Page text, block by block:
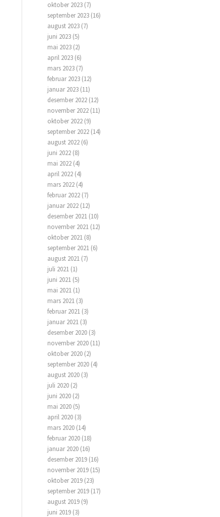
oktober 2023 (7)
september 2023 (16)
august 2023 (7)
juni 2023 (5)
mai 2023 (2)
april 2023 (6)
mars 2023 (7)
februar 2023 (12)
januar 2023 (11)
desember 2022 (12)
november 2022 (11)
oktober 2022 (9)
september 2022 (14)
august 2022 (6)
juni 2022 (8)
mai 2022 (4)
april 2022 (4)
mars 2022 (4)
februar 2022 (7)
januar 2022 (12)
desember 2021 (10)
november 2021 (12)
oktober 2021 (8)
september 2021 (6)
august 2021 (7)
juli 2021 (1)
juni 2021 (5)
mai 2021 (1)
mars 2021 (3)
februar 2021 (3)
januar 2021 (3)
desember 2020 (3)
november 2020 (11)
oktober 2020 (2)
september 2020 (4)
august 2020 (3)
juli 2020 (2)
juni 2020 (2)
mai 2020 (5)
april 2020 (3)
mars 2020 (14)
februar 2020 (18)
januar 2020 (16)
desember 2019 (16)
november 2019 (15)
oktober 2019 (23)
september 2019 (17)
august 2019 (9)
juni 2019 (3)